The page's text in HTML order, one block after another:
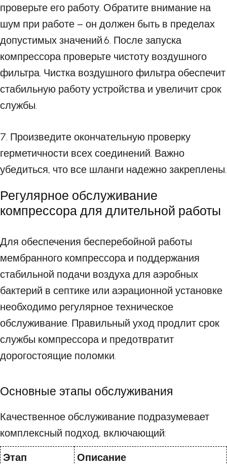
проверьте его работу. Обратите внимание на
шум при работе – он должен быть в пределах
допустимых значений.6. После запуска
компрессора проверьте чистоту воздушного
фильтра. Чистка воздушного фильтра обеспечит
стабильную работу устройства и увеличит срок
службы.
7. Произведите окончательную проверку
герметичности всех соединений. Важно
убедиться, что все шланги надежно закреплены.
Регулярное обслуживание
компрессора для длительной работы
Для обеспечения бесперебойной работы
мембранного компрессора и поддержания
стабильной подачи воздуха для аэробных
бактерий в септике или аэрационной установке
необходимо регулярное техническое
обслуживание. Правильный уход продлит срок
службы компрессора и предотвратит
дорогостоящие поломки.
Основные этапы обслуживания
Качественное обслуживание подразумевает
комплексный подход, включающий:
Этап
Описание